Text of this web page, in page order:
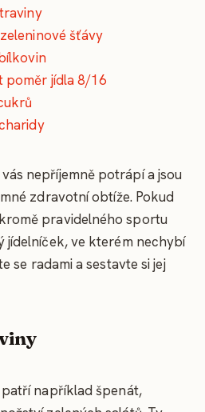
šťávy
poměr jídla 8/16
nepříjemně potrápí a jsou
zdravotní obtíže. Pokud
pravidelného sportu
jídelníček, ve kterém nechybí
se radami a sestavte si jej
například špenát,